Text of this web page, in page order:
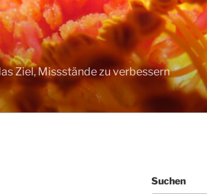
Ziel, Missstände zu verbessern
Suchen